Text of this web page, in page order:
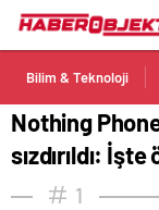
Bilim & Teknoloji
Nothing
sızdırıldı:
1